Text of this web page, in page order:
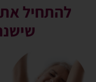
להתחיל